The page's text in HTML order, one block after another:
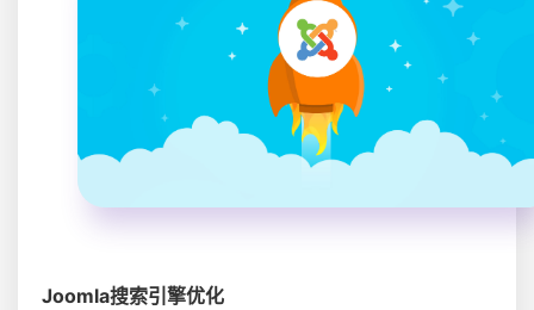
Joomla搜索引擎优化